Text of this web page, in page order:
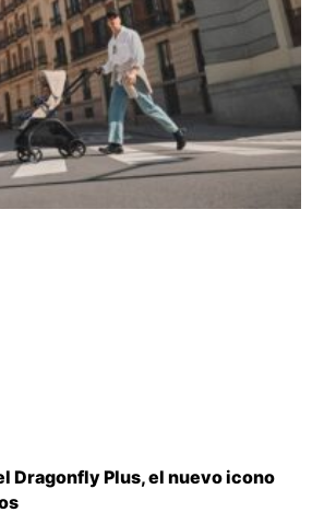
Dragonfly Plus, el nuevo icono